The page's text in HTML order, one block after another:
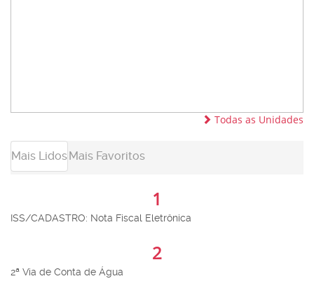
Todas as Unidades
Mais LidosMais Favoritos
1
ISS/CADASTRO: Nota Fiscal Eletrônica
2
2ª Via de Conta de Água